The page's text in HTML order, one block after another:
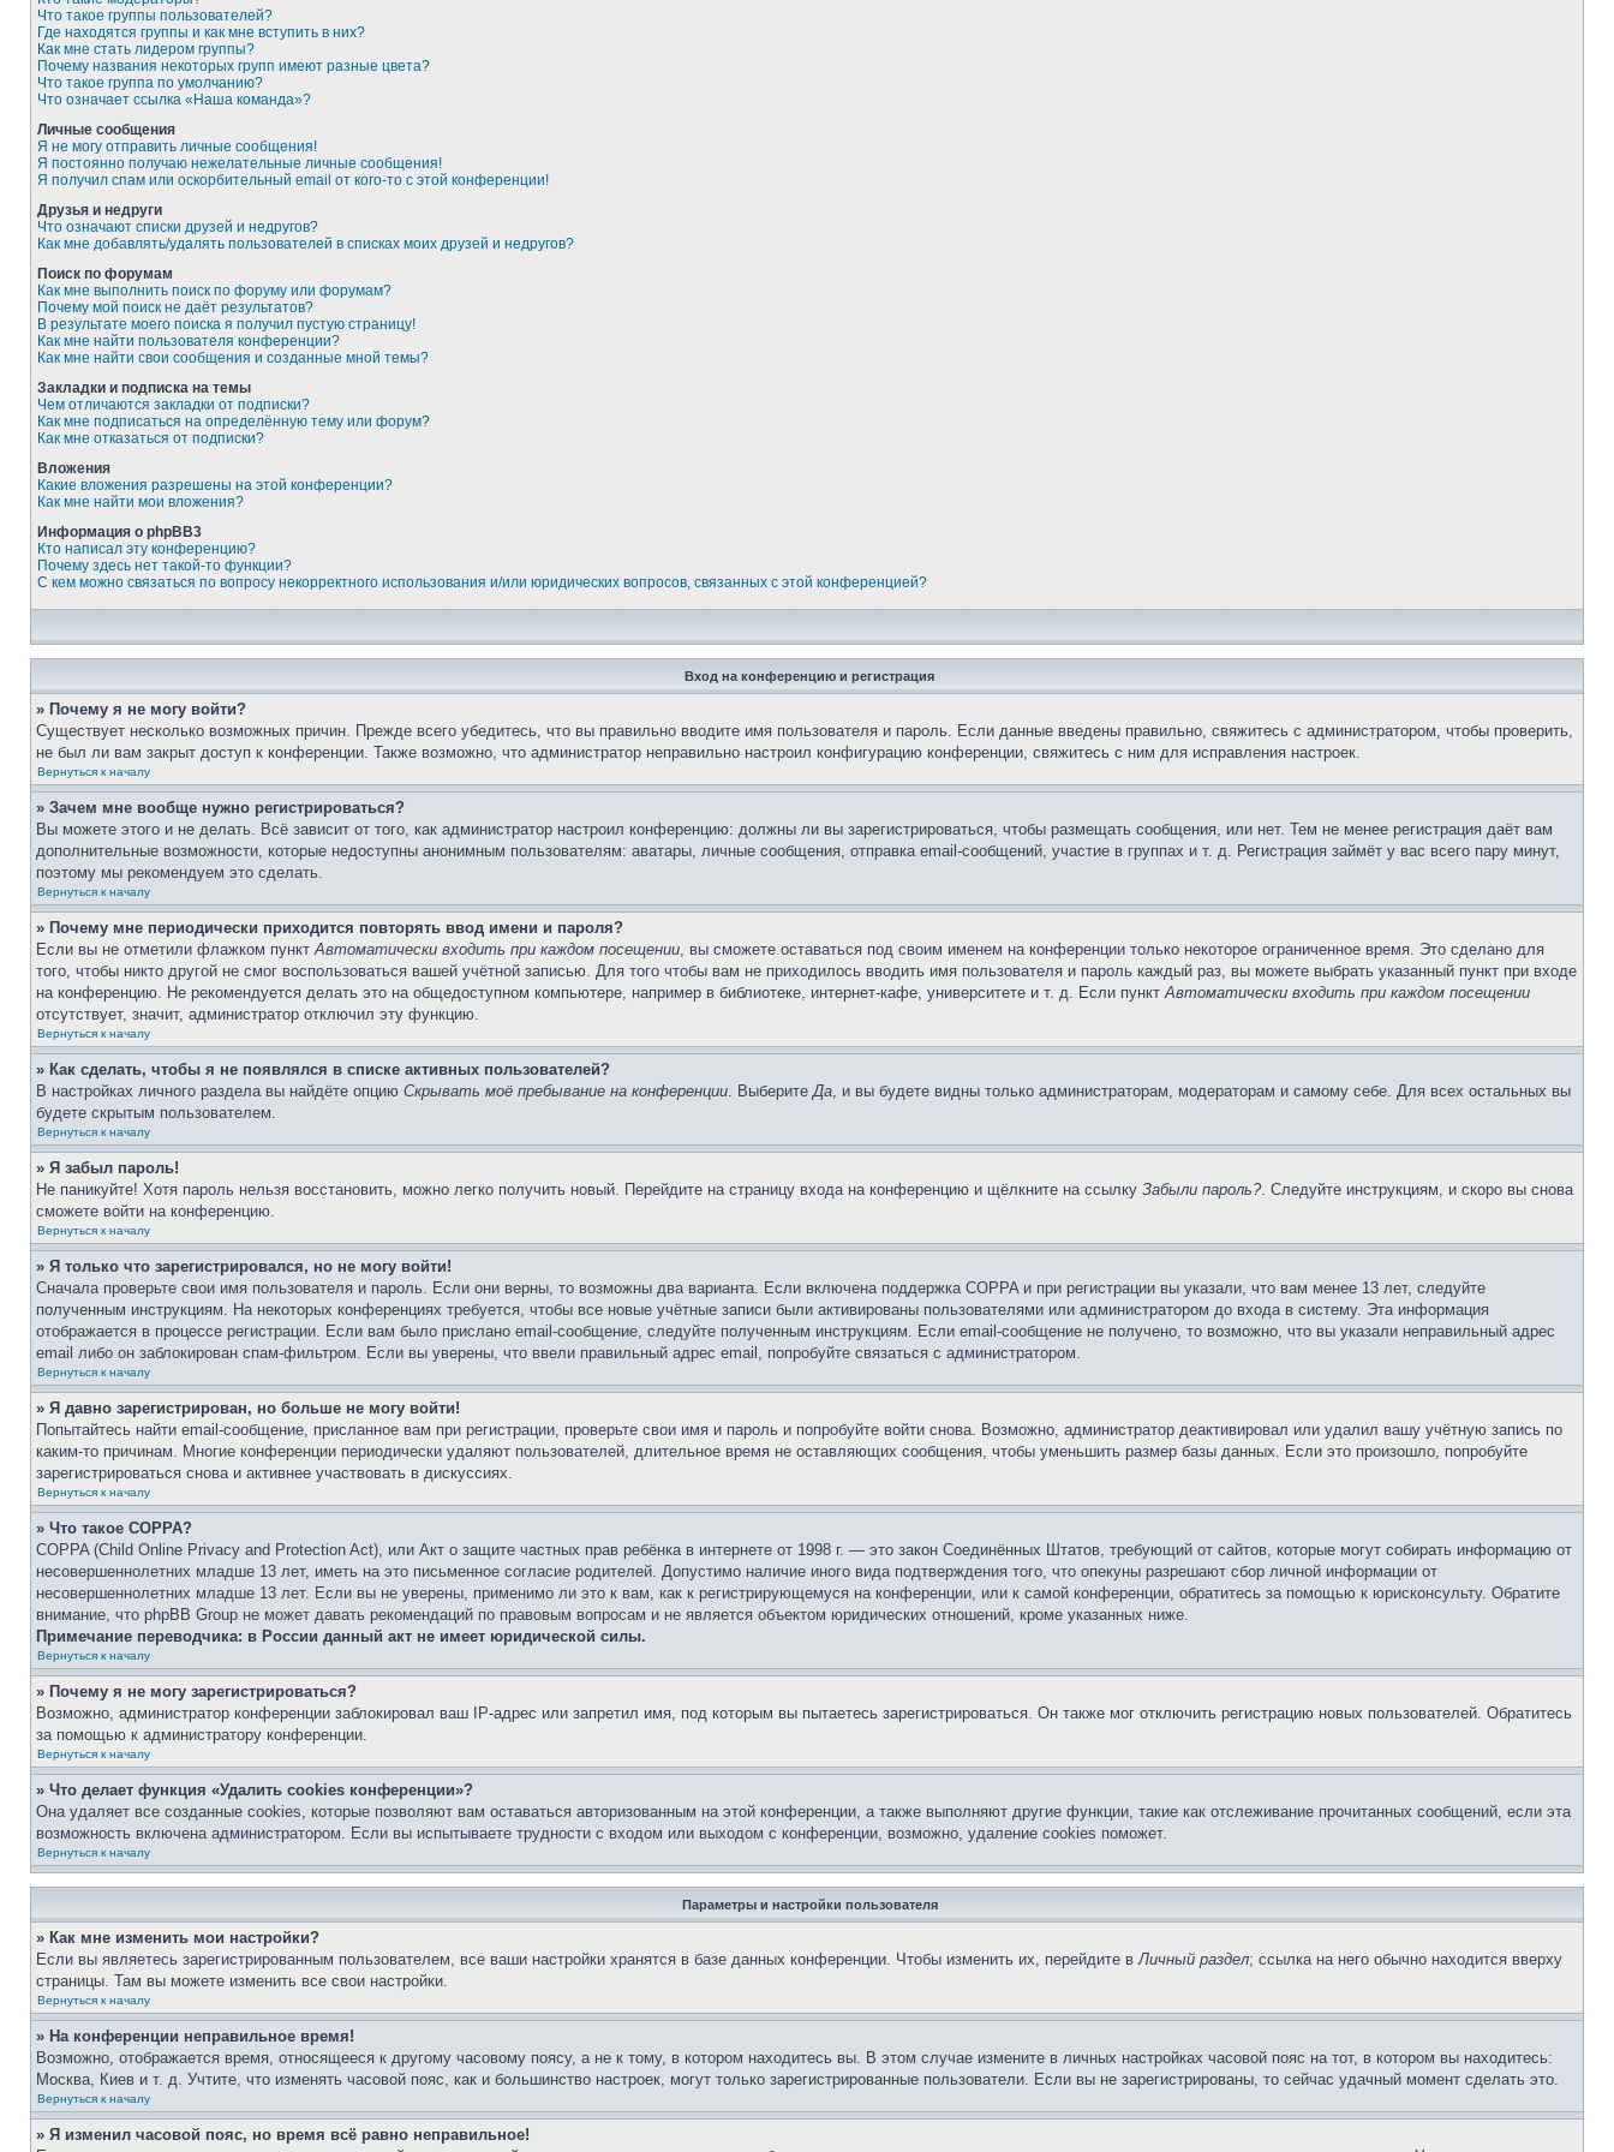
Что такое группы пользователей?
Где находятся группы и как мне вступить в них?
Как мне стать лидером группы?
Почему названия некоторых групп имеют разные цвета?
Что такое группа по умолчанию?
Что означает ссылка «Наша команда»?
Личные сообщения
Я не могу отправить личные сообщения!
Я постоянно получаю нежелательные личные сообщения!
Я получил спам или оскорбительный email от кого-то с этой конференции!
Друзья и недруги
Что означают списки друзей и недругов?
Как мне добавлять/удалять пользователей в списках моих друзей и недругов?
Поиск по форумам
Как мне выполнить поиск по форуму или форумам?
Почему мой поиск не даёт результатов?
В результате моего поиска я получил пустую страницу!
Как мне найти пользователя конференции?
Как мне найти свои сообщения и созданные мной темы?
Закладки и подписка на темы
Чем отличаются закладки от подписки?
Как мне подписаться на определённую тему или форум?
Как мне отказаться от подписки?
Вложения
Какие вложения разрешены на этой конференции?
Как мне найти мои вложения?
Информация о phpBB3
Кто написал эту конференцию?
Почему здесь нет такой-то функции?
С кем можно связаться по вопросу некорректного использования и/или юридических вопросов, связанных с этой конференцией?
Вход на конференцию и регистрация
» Почему я не могу войти?
Существует несколько возможных причин. Прежде всего убедитесь, что вы правильно вводите имя пользователя и пароль. Если данные введены правильно, свяжитесь с администратором, чтобы проверить,
не был ли вам закрыт доступ к конференции. Также возможно, что администратор неправильно настроил конфигурацию конференции, свяжитесь с ним для исправления настроек.
Вернуться к началу
» Зачем мне вообще нужно регистрироваться?
Вы можете этого и не делать. Всё зависит от того, как администратор настроил конференцию: должны ли вы зарегистрироваться, чтобы размещать сообщения, или нет. Тем не менее регистрация даёт вам
дополнительные возможности, которые недоступны анонимным пользователям: аватары, личные сообщения, отправка email-сообщений, участие в группах и т. д. Регистрация займёт у вас всего пару минут,
поэтому мы рекомендуем это сделать.
Вернуться к началу
» Почему мне периодически приходится повторять ввод имени и пароля?
Если вы не отметили флажком пунктАвтоматически входить при каждом посещении, вы сможете оставаться под своим именем на конференции только некоторое ограниченное время. Это сделано для
того, чтобы никто другой не смог воспользоваться вашей учётной записью. Для того чтобы вам не приходилось вводить имя пользователя и пароль каждый раз, вы можете выбрать указанный пункт при входе
на конференцию. Не рекомендуется делать это на общедоступном компьютере, например в библиотеке, интернет-кафе, университете и т. д. Если пунктАвтоматически входить при каждом посещении
отсутствует, значит, администратор отключил эту функцию.
Вернуться к началу
» Как сделать, чтобы я не появлялся в списке активных пользователей?
В настройках личного раздела вы найдёте опцию Скрывать моё пребывание на конференции. ВыберитеДа, и вы будете видны только администраторам, модераторам и самому себе. Для всех остальных вы
будете скрытым пользователем.
Вернуться к началу
» Я забыл пароль!
Не паникуйте! Хотя пароль нельзя восстановить, можно легко получить новый. Перейдите на страницу входа на конференцию и щёлкните на ссылку Забыли пароль?. Следуйте инструкциям, и скоро вы снова
сможете войти на конференцию.
Вернуться к началу
» Я только что зарегистрировался, но не могу войти!
Сначала проверьте свои имя пользователя и пароль. Если они верны, то возможны два варианта. Если включена поддержка COPPA и при регистрации вы указали, что вам менее 13 лет, следуйте
полученным инструкциям. На некоторых конференциях требуется, чтобы все новые учётные записи были активированы пользователями или администратором до входа в систему. Эта информация
отображается в процессе регистрации. Если вам было прислано email-сообщение, следуйте полученным инструкциям. Если email-сообщение не получено, то возможно, что вы указали неправильный адрес
email либо он заблокирован спам-фильтром. Если вы уверены, что ввели правильный адрес email, попробуйте связаться с администратором.
Вернуться к началу
» Я давно зарегистрирован, но больше не могу войти!
Попытайтесь найти email-сообщение, присланное вам при регистрации, проверьте свои имя и пароль и попробуйте войти снова. Возможно, администратор деактивировал или удалил вашу учётную запись по
каким-то причинам. Многие конференции периодически удаляют пользователей, длительное время не оставляющих сообщения, чтобы уменьшить размер базы данных. Если это произошло, попробуйте
зарегистрироваться снова и активнее участвовать в дискуссиях.
Вернуться к началу
» Что такое COPPA?
COPPA (Child Online Privacy and Protection Act), или Акт о защите частных прав ребёнка в интернете от 1998 г. — это закон Соединённых Штатов, требующий от сайтов, которые могут собирать информацию от
несовершеннолетних младше 13 лет, иметь на это письменное согласие родителей. Допустимо наличие иного вида подтверждения того, что опекуны разрешают сбор личной информации от
несовершеннолетних младше 13 лет. Если вы не уверены, применимо ли это к вам, как к регистрирующемуся на конференции, или к самой конференции, обратитесь за помощью к юрисконсульту. Обратите
внимание, что phpBB Group не может давать рекомендаций по правовым вопросам и не является объектом юридических отношений, кроме указанных ниже.
Примечание переводчика: в России данный акт не имеет юридической силы.
Вернуться к началу
» Почему я не могу зарегистрироваться?
Возможно, администратор конференции заблокировал ваш IP-адрес или запретил имя, под которым вы пытаетесь зарегистрироваться. Он также мог отключить регистрацию новых пользователей. Обратитесь
за помощью к администратору конференции.
Вернуться к началу
» Что делает функция «Удалить cookies конференции»?
Она удаляет все созданные cookies, которые позволяют вам оставаться авторизованным на этой конференции, а также выполняют другие функции, такие как отслеживание прочитанных сообщений, если эта
возможность включена администратором. Если вы испытываете трудности с входом или выходом с конференции, возможно, удаление cookies поможет.
Вернуться к началу
Параметры и настройки пользователя
» Как мне изменить мои настройки?
Если вы являетесь зарегистрированным пользователем, все ваши настройки хранятся в базе данных конференции. Чтобы изменить их, перейдите вЛичный раздел; ссылка на него обычно находится вверху
страницы. Там вы можете изменить все свои настройки.
Вернуться к началу
» На конференции неправильное время!
Возможно, отображается время, относящееся к другому часовому поясу, а не к тому, в котором находитесь вы. В этом случае измените в личных настройках часовой пояс на тот, в котором вы находитесь:
Москва, Киев и т. д. Учтите, что изменять часовой пояс, как и большинство настроек, могут только зарегистрированные пользователи. Если вы не зарегистрированы, то сейчас удачный момент сделать это.
Вернуться к началу
» Я изменил часовой пояс, но время всё равно неправильное!